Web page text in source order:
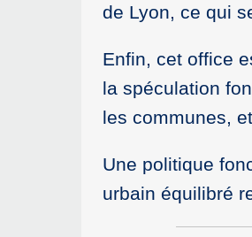
de Lyon, ce qui
Enfin, cet office
la spéculation
les communes,
Une politique
urbain équilibré